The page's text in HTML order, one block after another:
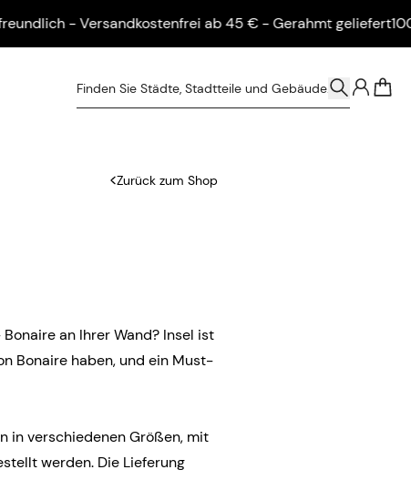
- Versandkostenfrei ab 45 € - Gerahmt geliefert100 %
Zurück zum Shop
an Ihrer Wand? Insel ist
Bonaire haben, und ein Must-
in verschiedenen Größen, mit
werden. Die Lieferung